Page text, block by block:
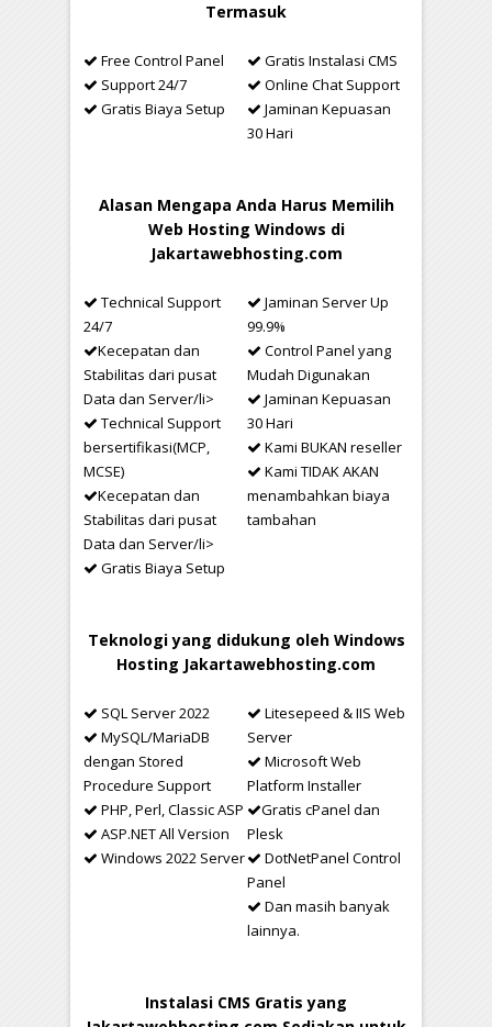
Termasuk
Free Control Panel
Support 24/7
Gratis Biaya Setup
Gratis Instalasi CMS
Online Chat Support
Jaminan Kepuasan
30 Hari
Alasan Mengapa Anda Harus Memilih
Web Hosting Windows di
Jakartawebhosting.com
Technical Support
24/7
Kecepatan dan
Stabilitas dari pusat
Data dan Server/li>
Technical Support
bersertifikasi(MCP,
MCSE)
Kecepatan dan
Stabilitas dari pusat
Data dan Server/li>
Gratis Biaya Setup
Jaminan Server Up
99.9%
Control Panel yang
Mudah Digunakan
Jaminan Kepuasan
30 Hari
Kami BUKAN reseller
Kami TIDAK AKAN
menambahkan biaya
tambahan
Teknologi yang didukung oleh Windows
Hosting Jakartawebhosting.com
SQL Server 2022
MySQL/MariaDB
dengan Stored
Procedure Support
PHP, Perl, Classic ASP
ASP.NET All Version
Windows 2022 Server
Litesepeed & IIS Web
Server
Microsoft Web
Platform Installer
Gratis cPanel dan
Plesk
DotNetPanel Control
Panel
Dan masih banyak
lainnya.
Instalasi CMS Gratis yang